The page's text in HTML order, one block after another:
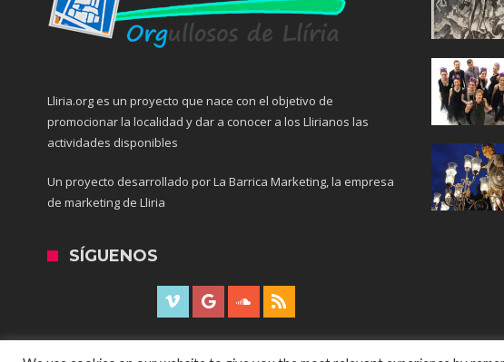
Lliria.org es un proyecto que nace con el objetivo de
promocionar la localidad y dar a conocer a los Llirianos las
actividades disponibles
Un proyecto desarrollado por La Barrica Marketing, la empresa
de marketing de Lliria
SÍGUENOS